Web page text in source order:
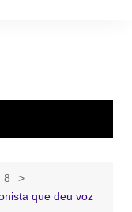
8
que deu voz